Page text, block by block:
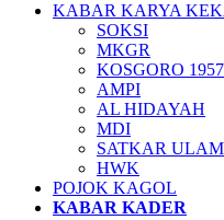
KABAR KARYA
SOKSI
MKGR
KOSGORO 1957
AMPI
AL HIDAYAH
MDI
SATKAR
HWK
POJOK KAGOL
KABAR KADER